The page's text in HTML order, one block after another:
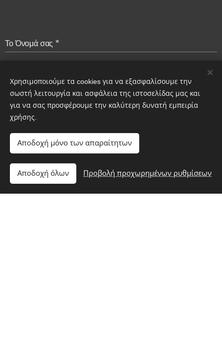
Το Όνομά σας
Email
Μήνυμα
Υποβολή
Χρησιμοποιούμε τα cookies για να εξασφαλίσουμε την
σωστή λειτουργία και ασφάλεια της ιστοσελίδας μας και
για να σας προσφέρουμε την καλύτερη δυνατή εμπειρία
χρήσης.
Αποδοχή μόνο των απαραίτητων
Αποδοχή όλων Προβολή προχωρημένων ρυθμίσεων